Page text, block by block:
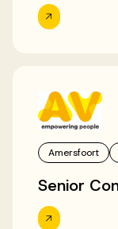
Amersfoort
Senior